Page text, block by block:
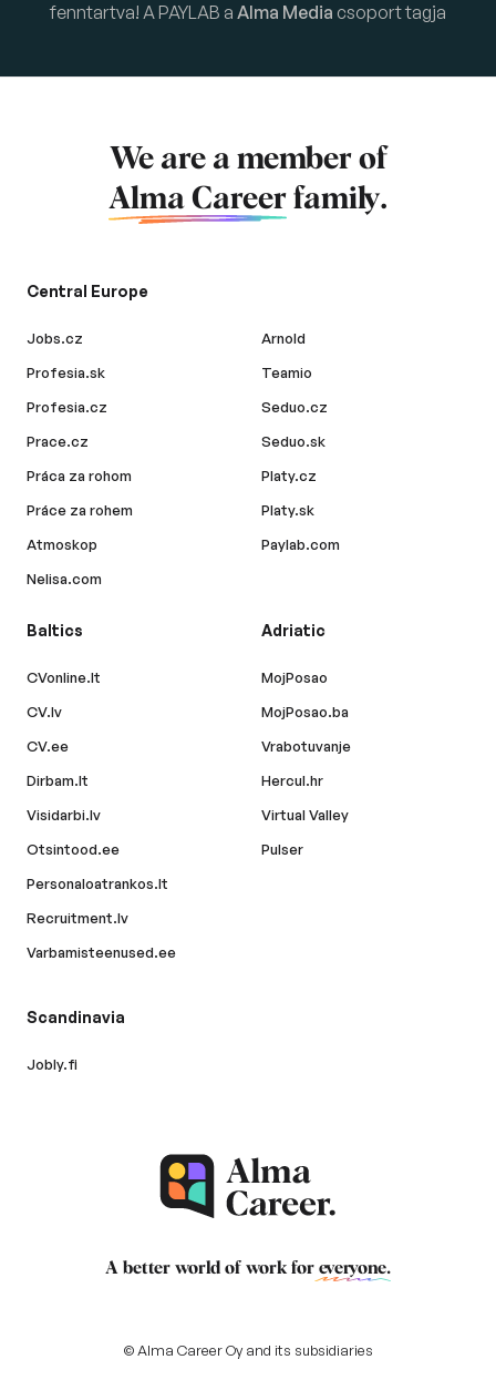
fenntartva! A PAYLAB a Alma Media csoport tagja
We are a member of
Alma Career family.
Central Europe
Jobs.cz
Profesia.sk
Profesia.cz
Prace.cz
Práca za rohom
Práce za rohem
Atmoskop
Nelisa.com
Arnold
Teamio
Seduo.cz
Seduo.sk
Platy.cz
Platy.sk
Paylab.com
Baltics
CVonline.lt
CV.lv
CV.ee
Dirbam.lt
Visidarbi.lv
Otsintood.ee
Personaloatrankos.lt
Recruitment.lv
Varbamisteenused.ee
Adriatic
MojPosao
MojPosao.ba
Vrabotuvanje
Hercul.hr
Virtual Valley
Pulser
Scandinavia
Jobly.fi
A better world of work for everyone.
© Alma Career Oy and its subsidiaries